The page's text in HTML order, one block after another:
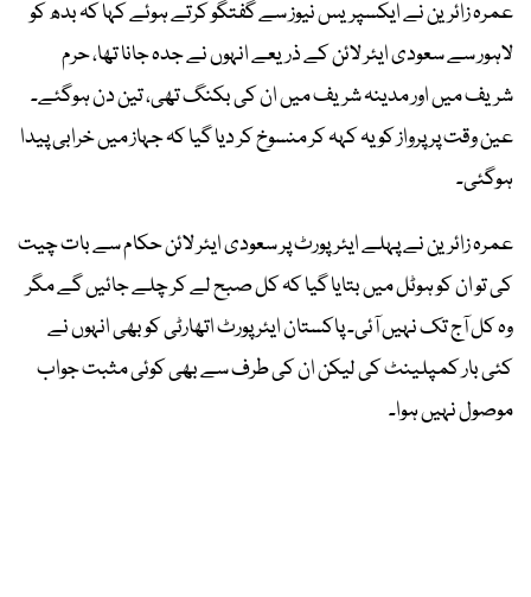
عمرہ زائرین نے ایکسپریس نیوز سے گفتگو کرتے ہوئے کہا کہ بدھ کو
لاہور سے سعودی ایئر لائن کے ذریعے انہوں نے جدہ جانا تھا، حرم
شریف میں اور مدینہ شریف میں ان کی بکنگ تھی، تین دن ہوگئے۔
عین وقت پر پرواز کو یہ کہہ کر منسوخ کر دیا گیا کہ جہاز میں خرابی پیدا
ہوگئی۔
عمرہ زائرین نے پہلے ایئرپورٹ پر سعودی ایئر لائن حکام سے بات چیت
کی تو ان کو ہوٹل میں بتایا گیا کہ کل صبح لے کر چلے جائیں گے مگر
وہ کل آج تک نہیں آئی۔ پاکستان ایئر پورٹ اتھارٹی کو بھی انہوں نے
کئی بار کمپلینٹ کی لیکن ان کی طرف سے بھی کوئی مثبت جواب
موصول نہیں ہوا۔